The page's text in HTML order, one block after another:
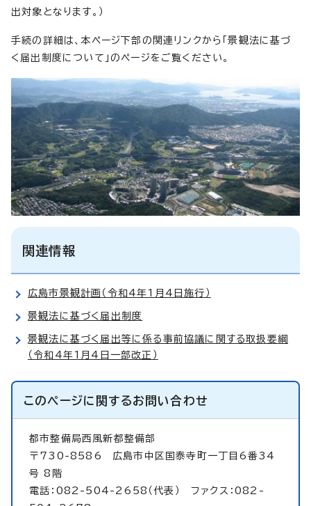
出対象となります。）
手続の詳細は、本ページ下部の関連リンクから「景観法に基づ
く届出制度について」のページをご覧ください。
関連情報
広島市景観計画（令和4年1月4日施行）
景観法に基づく届出制度
景観法に基づく届出等に係る事前協議に関する取扱要綱
（令和4年1月4日一部改正）
このページに関するお問い合わせ
都市整備局西風新都整備部
〒730-8586 広島市中区国泰寺町一丁目6番34
号 8階
電話：082-504-2658（代表） ファクス：082-